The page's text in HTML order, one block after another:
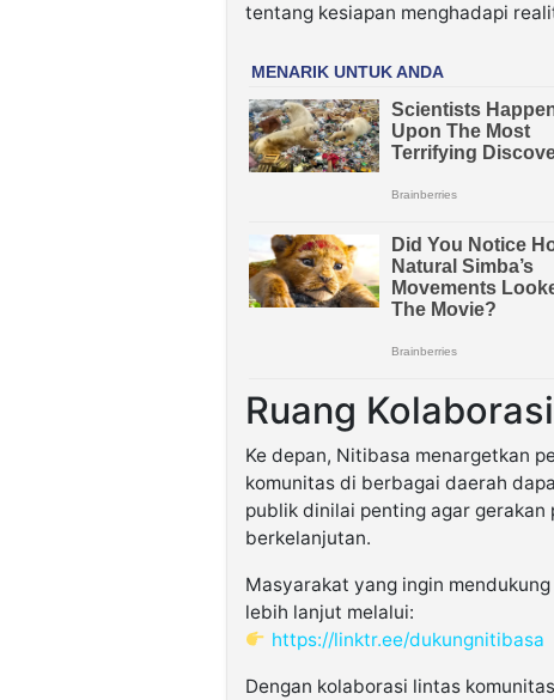
tentang kesiapan menghadapi
Ruang
Ke depan, Nitibasa menargetkan
komunitas di berbagai daerah
publik dinilai penting agar
berkelanjutan.
Masyarakat yang ingin
lebih lanjut melalui:
https://linktr.ee/dukungnitibasa
Dengan kolaborasi lintas